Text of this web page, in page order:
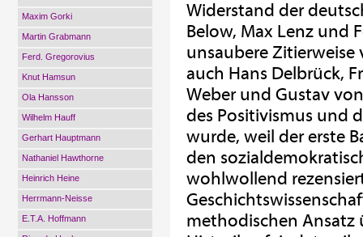
Maxim Gorki
Martin Grabmann
Ferd. Gregorovius
Knut Hamsun
Ola Hansson
Wilhelm Hauff
Gerhart Hauptmann
Nathaniel Hawthorne
Heinrich Heine
Herrmann-Neisse
E.T.A. Hoffmann
Widerstand der
Below, Max Lenz und
unsaubere Zitierweise
auch Hans Delbrück,
Weber und Gustav
des Positivismus und
wurde, weil der erste
den
wohlwollend
methodischen Ansatz